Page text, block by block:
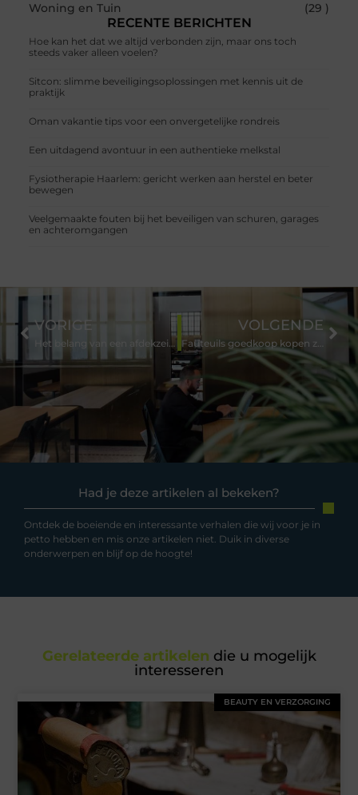
Woning en Tuin
(29 )
RECENTE BERICHTEN
Hoe kan het dat we altijd verbonden zijn, maar ons toch
steeds vaker alleen voelen?
Sitcon: slimme beveiligingsoplossingen met kennis uit de
praktijk
Oman vakantie tips voor een onvergetelijke rondreis
Een uitdagend avontuur in een authentieke melkstal
Fysiotherapie Haarlem: gericht werken aan herstel en beter
bewegen
Veelgemaakte fouten bij het beveiligen van schuren, garages
en achteromgangen
Had je deze artikelen al bekeken?
Ontdek de boeiende en interessante verhalen die wij voor je in
petto hebben en mis onze artikelen niet. Duik in diverse
onderwerpen en blijf op de hoogte!
VORIGE
Het belang van een afdekzeil voor jouw zwembad
VOLGENDE
Fauteuils goedkoop kopen zonder in te leveren op kwaliteit
Gerelateerde artikelen die u mogelijk
interesseren
BEAUTY EN VERZORGING